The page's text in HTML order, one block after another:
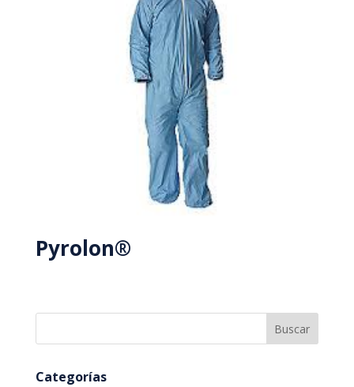
Pyrolon®
Categorías